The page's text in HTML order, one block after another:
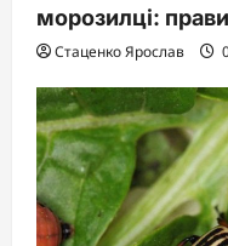
морозилці:
Стаценко Ярослав